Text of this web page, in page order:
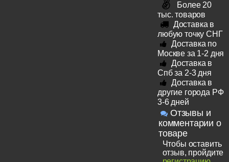
Более 20
тыс. товаров
Доставка в
любую точку СНГ
Доставка по
Москве за 1-2 дня
Доставка в
Спб за 2-3 дня
Доставка в
другие города РФ
3-6 дней
Отзывы и
комментарии о
товаре
Чтобы оставить
отзыв, пройдите